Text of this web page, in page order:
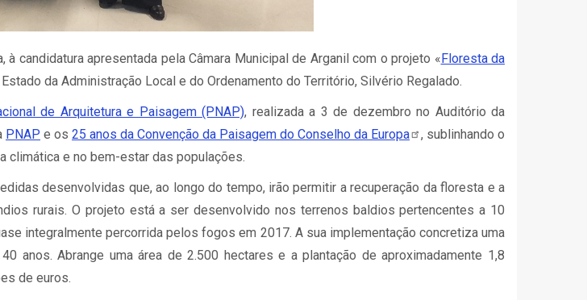
candidatura apresentada pela Câmara Municipal de Arganil com o projeto «Floresta da
da Administração Local e do Ordenamento do Território, Silvério Regalado.
de Arquitetura e Paisagem (PNAP), realizada a 3 de dezembro no Auditório da
PNAP e os 25 anos da Convenção da Paisagem do Conselho da Europa
, sublinhando o
climática e no bem-estar das populações.
desenvolvidas que, ao longo do tempo, irão permitir a recuperação da floresta e a
rurais. O projeto está a ser desenvolvido nos terrenos baldios pertencentes a 10
integralmente percorrida pelos fogos em 2017. A sua implementação concretiza uma
anos. Abrange uma área de 2.500 hectares e a plantação de aproximadamente 1,8
de euros.